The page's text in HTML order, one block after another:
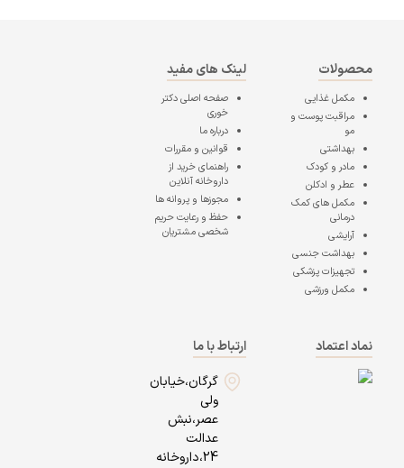
محصولات
مکمل غذایی
مراقبت پوست و
مو
بهداشتی
مادر و کودک
عطر و ادکلن
مکمل های کمک
درمانی
آرایشی
بهداشت جنسی
تجهیزات پزشکی
مکمل ورزشی
لینک های مفید
صفحه اصلیدکتر
خوری
درباره ما
قوانین و مقررات
راهنمای خرید از
داروخانه آنلاین
مجوزها و پروانه ها
حفظ و رعایت حریم
شخصی مشتریان
نماد اعتماد
ارتباط با ما
گرگان،خیابان
ولی
عصر،نبش
عدالت
24،داروخانه